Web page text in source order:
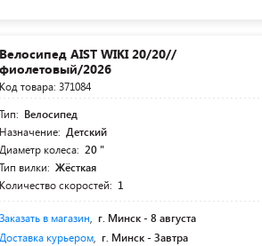
Велосипед AIST WIKI 20/20//
фиолетовый/2026
Код товара: 371084
Тип: Велосипед
Назначение: Детский
Диаметр колеса: 20 "
Тип вилки: Жёсткая
Количество скоростей: 1
Заказать в магазин, г. Минск -8 августа
Доставка курьером, г. Минск -Завтра